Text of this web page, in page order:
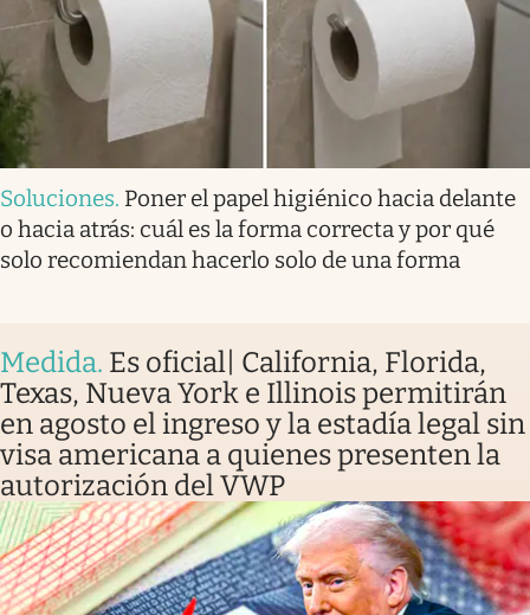
Soluciones. Poner el papel higiénico hacia delante
o hacia atrás: cuál es la forma correcta y por qué
solo recomiendan hacerlo solo de una forma
Medida. Es oficial| California, Florida,
Texas, Nueva York e Illinois permitirán
en agosto el ingreso y la estadía legal sin
visa americana a quienes presenten la
autorización del VWP